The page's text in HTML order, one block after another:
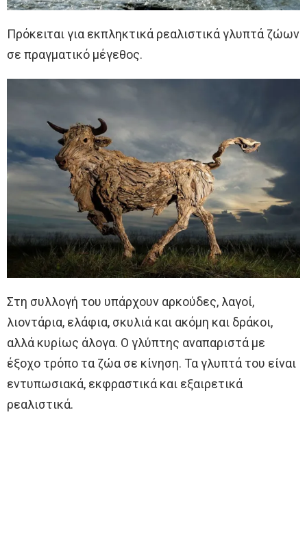
Πρόκειται για εκπληκτικά ρεαλιστικά γλυπτά ζώων
σε πραγματικό μέγεθος.
Στη συλλογή του υπάρχουν αρκούδες, λαγοί,
λιοντάρια, ελάφια, σκυλιά και ακόμη και δράκοι,
αλλά κυρίως άλογα. Ο γλύπτης αναπαριστά με
έξοχο τρόπο τα ζώα σε κίνηση. Τα γλυπτά του είναι
εντυπωσιακά, εκφραστικά και εξαιρετικά
ρεαλιστικά.